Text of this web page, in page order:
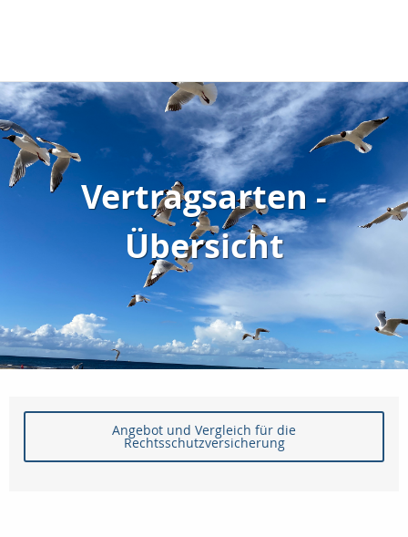
Vertragsarten -
Übersicht
Angebot und Vergleich für die
Rechtsschutzversicherung